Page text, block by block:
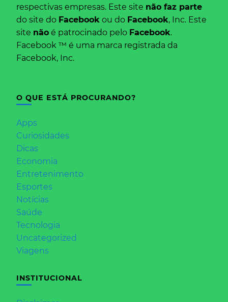
respectivas empresas. Este site não faz parte
do site do Facebook ou do Facebook, Inc. Este
site não é patrocinado pelo Facebook.
Facebook ™ é uma marca registrada da
Facebook, Inc.
O QUE ESTÁ PROCURANDO?
Apps
Curiosidades
Dicas
Economia
Entretenimento
Esportes
Notícias
Saúde
Tecnologia
Uncategorized
Viagens
INSTITUCIONAL